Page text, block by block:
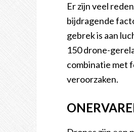
Er zijn veel
bijdragende
gebrek is aan
150 drone-
combinatie met
veroorzaken.